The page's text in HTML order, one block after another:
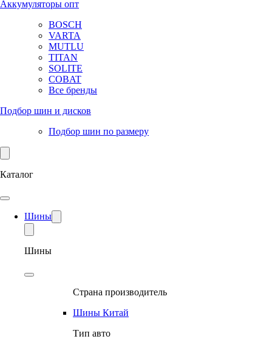
Аккумуляторы опт
BOSCH
VARTA
MUTLU
TITAN
SOLITE
COBAT
Все бренды
Подбор шин и дисков
Подбор шин по размеру
Каталог
Шины
Шины
Страна производитель
Шины Китай
Тип авто